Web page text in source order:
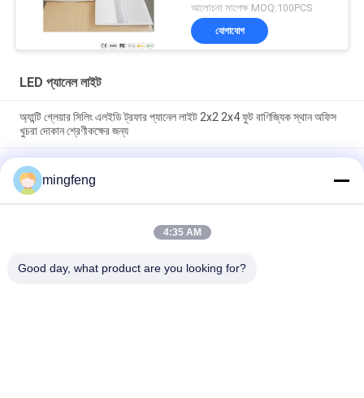
আলোচনা সাপেক্ষ MOQ:100PCS
যোগাযোগ
LED প্যানেল লাইট
অ্যান্টি গ্লেয়ার সিলিং এলইডি ট্রফার প্যানেল লাইট 2x2 2x4 ফুট বাণিজ্যিক স্থান অফিস
খুচরা দোকান শ্রেণীকক্ষের জন্য
2X2FT 130lm/W ডিমমেবল LED ট্রফার স্কয়ার সিলিং মাউন্ট রিট্রফট লাইট LED
বাণিজ্যিক ফ্ল্যাট প্যানেল লাইট
mingfeng
4:35 AM
Good day, what product are you looking for?